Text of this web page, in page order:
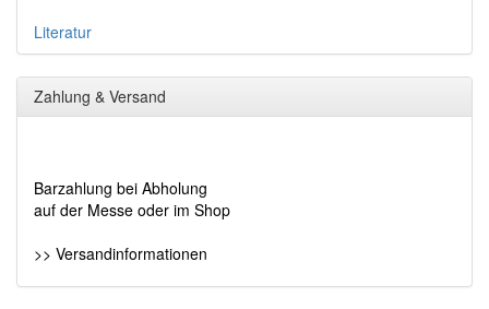
Literatur
Zahlung & Versand
Barzahlung bei Abholung
auf der Messe oder im Shop
>> Versandinformationen